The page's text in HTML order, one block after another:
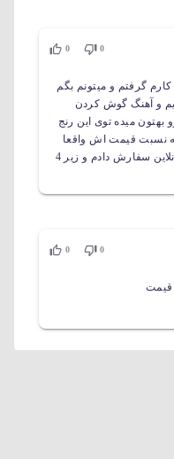
0
0
کارم گرفتم و میتونم بگم
و آهنگ گوش کردن
میده توی این رنج
نسبت قیمت اش واقعا
می‌ارزه. هدفون رو آنلاین سفارش دادم و زیر 4
0
0
قیمت